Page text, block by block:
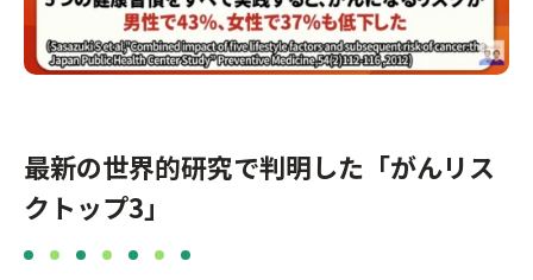
最新の世界的研究で判明した「がんリス
クトップ3」